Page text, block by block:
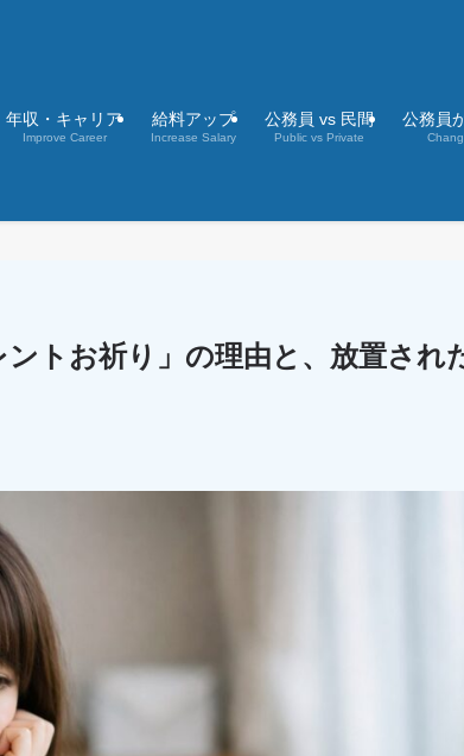
年収・キャリア
Improve Career
給料アップ
Increase Salary
公務員 vs 民間
Public vs Private
公務員
トお祈り」の理由と、放置され